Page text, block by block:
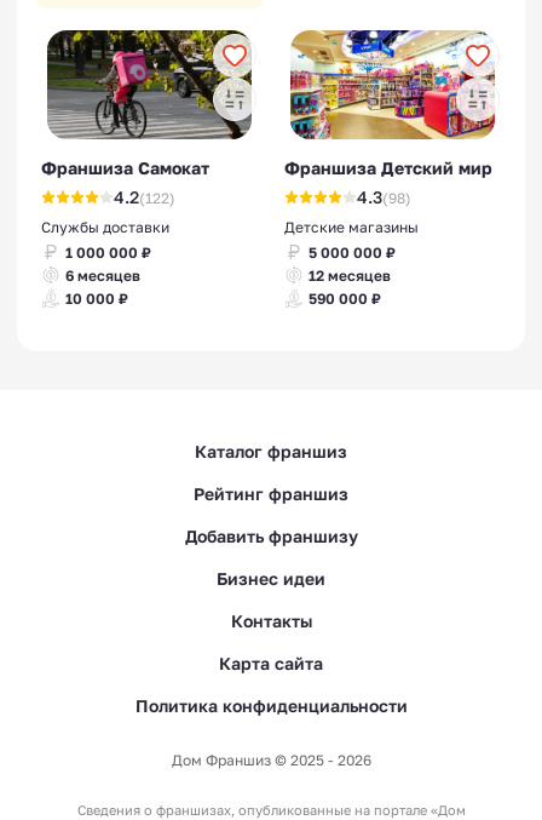
Франшиза Самокат
4.2(122)
Службы доставки
1 000 000 ₽
6 месяцев
10 000 ₽
Франшиза Детский мир
4.3(98)
Детские магазины
5 000 000 ₽
12 месяцев
590 000 ₽
Каталог франшиз
Рейтинг франшиз
Добавить франшизу
Бизнес идеи
Контакты
Карта сайта
Политика конфиденциальности
Дом Франшиз © 2025 - 2026